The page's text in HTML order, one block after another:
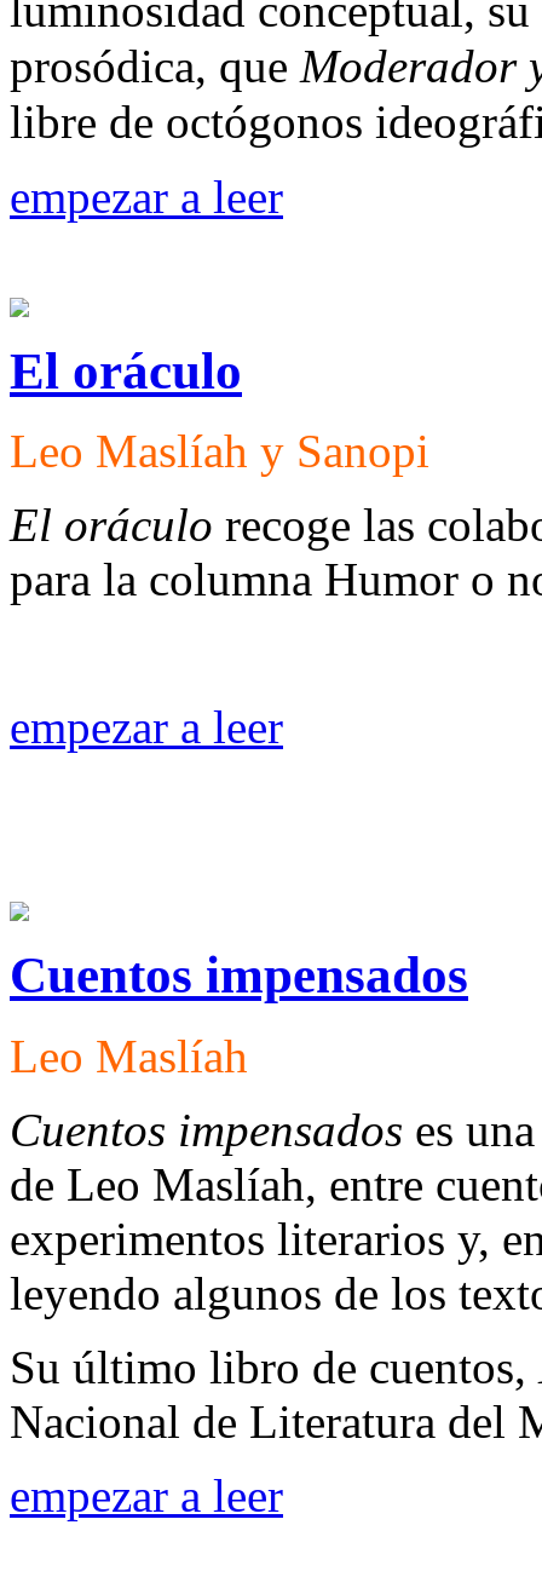
prosódica, que Moderador
libre de octógonos
empezar a leer
El oráculo
Leo Maslíah y Sanopi
El oráculo recoge las
para la columna Humor o
empezar a leer
Cuentos impensados
Leo Maslíah
Cuentos impensados es
de Leo Maslíah, entre
experimentos literarios y,
leyendo algunos de los
Su último libro de cuentos,
Nacional de Literatura del
empezar a leer